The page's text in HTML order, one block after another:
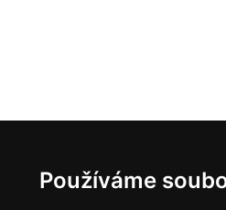
Používáme